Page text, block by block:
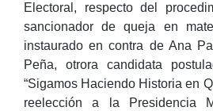
Electoral, respecto del
sancionador de queja en
instaurado en contra de Ana
Peña, otrora candidata
“Sigamos Haciendo Historia en
reelección a la Presidencia